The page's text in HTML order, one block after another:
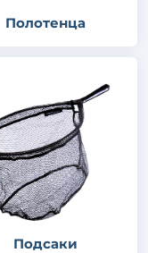
Полотенца
Подсаки